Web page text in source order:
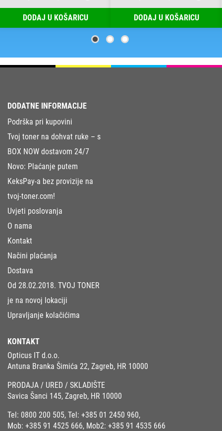
DODAJ U KOŠARICU DODAJ U KOŠARICU
DODATNE INFORMACIJE
Podrška pri kupovini
Tvoj toner na dohvat ruke – s
BOX NOW dostavom 24/7
Novo: Plaćanje putem
KeksPay-a bez provizije na
tvoj-toner.com!
Uvjeti poslovanja
O nama
Kontakt
Načini plaćanja
Dostava
Od 28.02.2018. TVOJ TONER
je na novoj lokaciji
Upravljanje kolačićima
KONTAKT
Opticus IT d.o.o.
Antuna Branka Šimića 22, Zagreb, HR 10000
PRODAJA / URED / SKLADIŠTE
Savica Šanci 145, Zagreb, HR 10000
Tel: 0800 200 505, Tel: +385 01 2450 960,
Mob: +385 91 4525 666, Mob2: +385 91 4535 666